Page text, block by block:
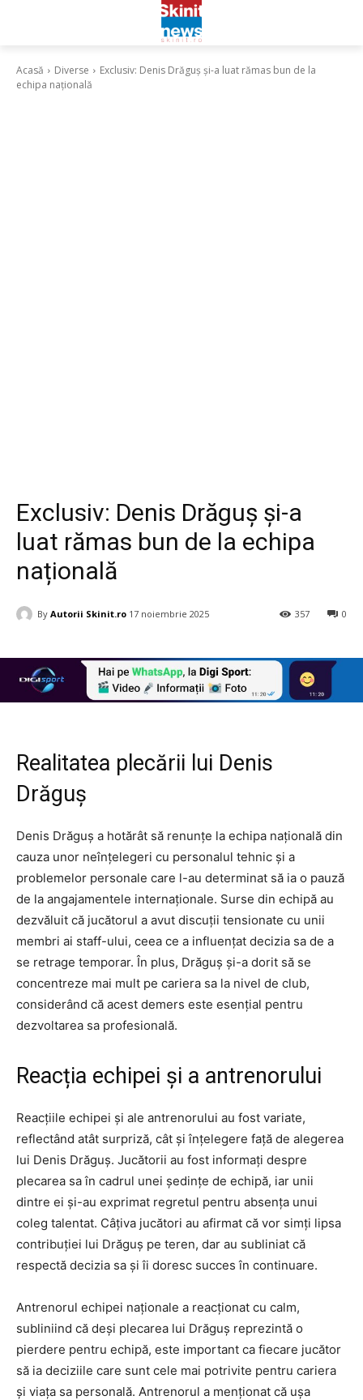
Acasă Diverse
Exclusiv: Denis Drăguș și-a luat rămas bun de la
echipa națională
Exclusiv: Denis Drăguș și-a
luat rămas bun de la echipa
națională
By Autorii Skinit.ro 17 noiembrie 2025 0
357
Realitatea plecării lui Denis
Drăguș
Denis Drăguș a hotărât să renunțe la echipa națională din
cauza unor neînțelegeri cu personalul tehnic și a
problemelor personale care l-au determinat să ia o pauză
de la angajamentele internaționale. Surse din echipă au
dezvăluit că jucătorul a avut discuții tensionate cu unii
membri ai staff-ului, ceea ce a influențat decizia sa de a
se retrage temporar. În plus, Drăguș și-a dorit să se
concentreze mai mult pe cariera sa la nivel de club,
considerând că acest demers este esențial pentru
dezvoltarea sa profesională.
Reacția echipei și a antrenorului
Reacțiile echipei și ale antrenorului au fost variate,
reflectând atât surpriză, cât și înțelegere față de alegerea
lui Denis Drăguș. Jucătorii au fost informați despre
plecarea sa în cadrul unei ședințe de echipă, iar unii
dintre ei și-au exprimat regretul pentru absența unui
coleg talentat. Câțiva jucători au afirmat că vor simți lipsa
contribuției lui Drăguș pe teren, dar au subliniat că
respectă decizia sa și îi doresc succes în continuare.
Antrenorul echipei naționale a reacționat cu calm,
subliniind că deși plecarea lui Drăguș reprezintă o
pierdere pentru echipă, este important ca fiecare jucător
să ia deciziile care sunt cele mai potrivite pentru cariera
și viața sa personală. Antrenorul a menționat că ușa